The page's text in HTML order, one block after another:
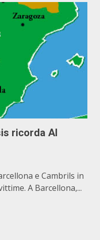
ricorda Al
e Cambrils in
A Barcellona,...